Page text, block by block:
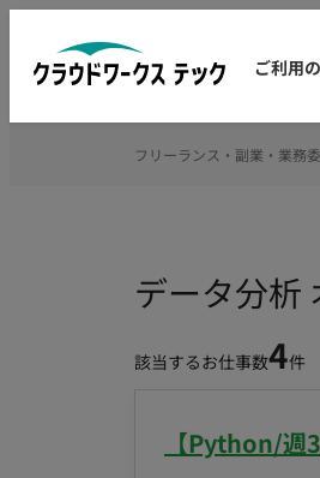
ご利用
データ分析
該当するお仕事数4件
【Python/週
フリーランス・副業・業務